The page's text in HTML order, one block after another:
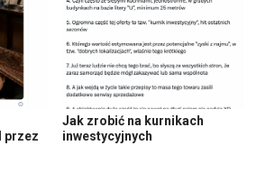
przez
Jak zrobić na kurnikach
inwestycyjnych